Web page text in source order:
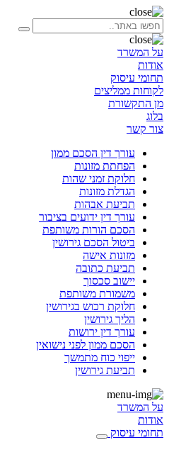
על המשרד
אודות
תחומי עיסוק
לקוחות ממליצים
מן התקשורת
בלוג
צור קשר
עורך דין הסכם ממון
הפחתת מזונות
חלוקת זמני שהות
הגדלת מזונות
תביעת אבהות
עורך דין ידועים בציבור
הסכם הורות משותפת
ביטול הסכם גירושין
מזונות אישה
תביעת כתובה
יישוב סכסוך
משמורת משותפת
חלוקת רכוש בגירושין
הליך גירושין
עורך דין ירושות
הסכם ממון לפני נישואין
ייפוי כוח מתמשך
תביעת גירושין
על המשרד
אודות
תחומי עיסוק